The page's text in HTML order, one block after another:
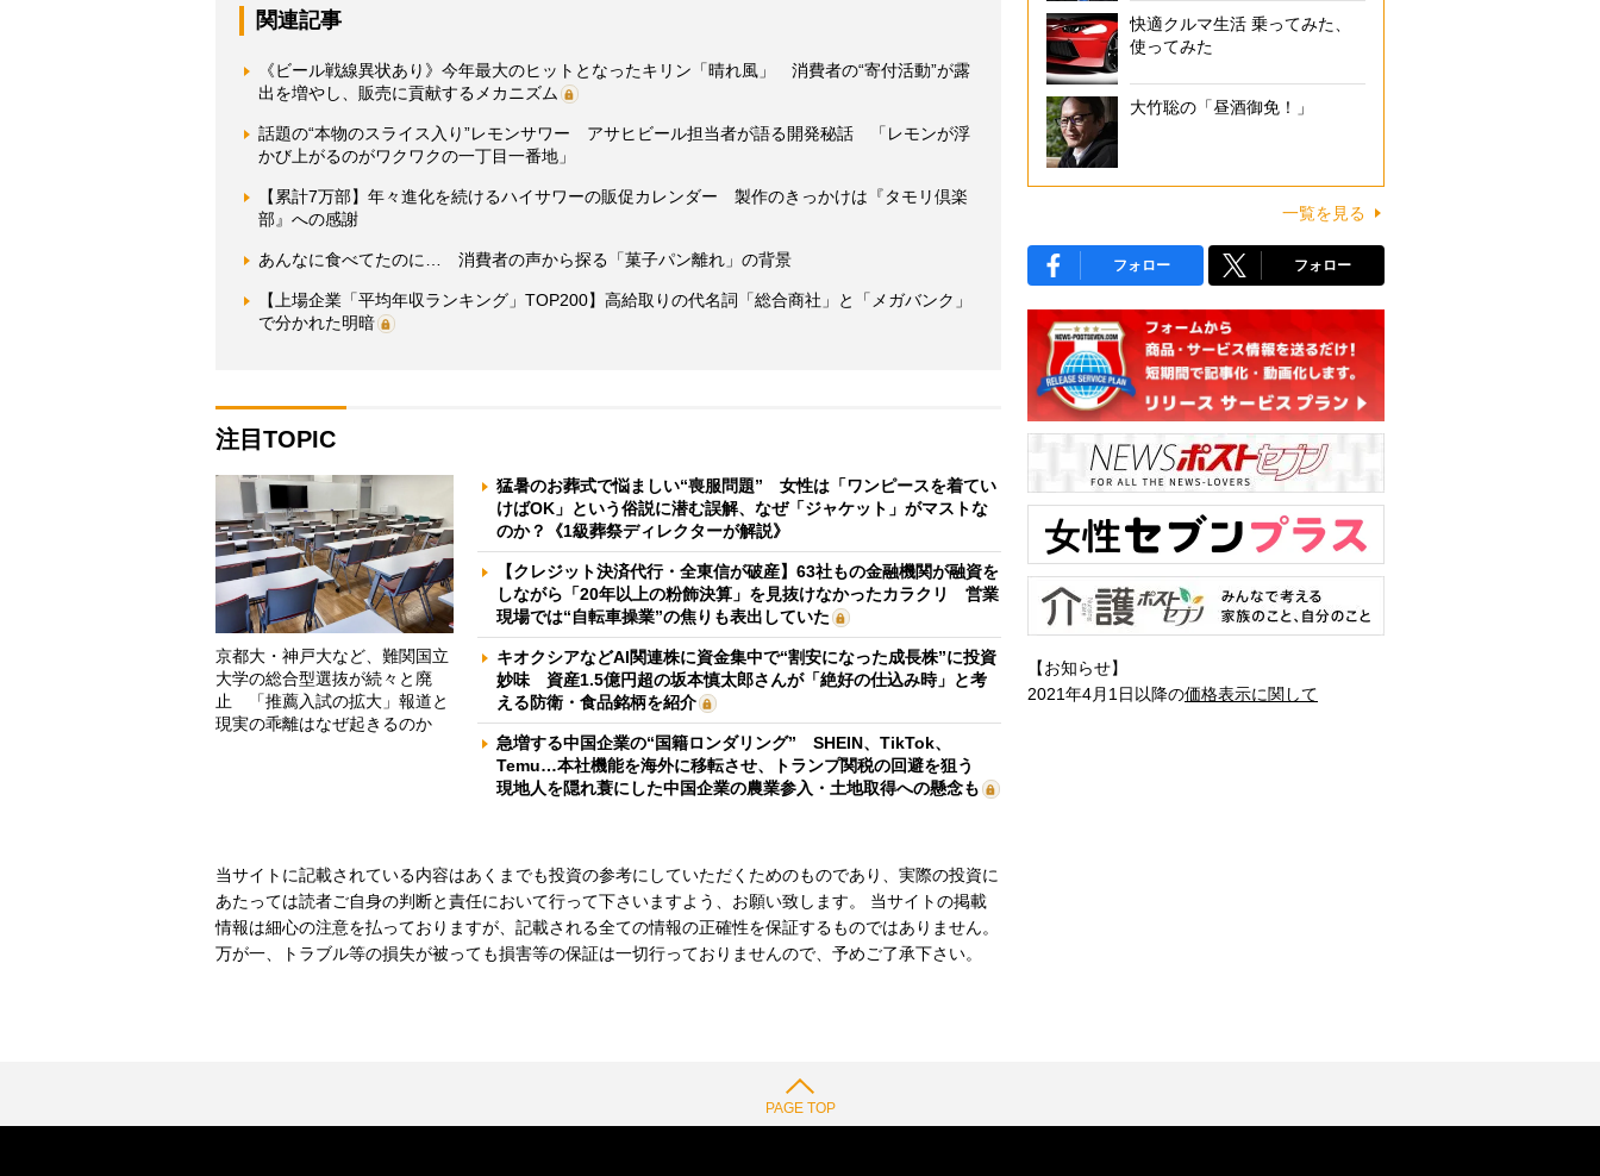
関連記事
《ビール戦線異状あり》今年最大のヒットとなったキリン「晴れ風」 消費者の“寄付活動”が露
出を増やし、販売に貢献するメカニズム
話題の“本物のスライス入り”レモンサワー アサヒビール担当者が語る開発秘話 「レモンが浮
かび上がるのがワクワクの一丁目一番地」
【累計7万部】年々進化を続けるハイサワーの販促カレンダー 製作のきっかけは『タモリ倶楽
部』への感謝
あんなに食べてたのに… 消費者の声から探る「菓子パン離れ」の背景
【上場企業「平均年収ランキング」TOP200】高給取りの代名詞「総合商社」と「メガバンク」
で分かれた明暗
注目TOPIC
京都大・神戸大など、難関国立
大学の総合型選抜が続々と廃
止 「推薦入試の拡大」報道と
現実の乖離はなぜ起きるのか
猛暑のお葬式で悩ましい“喪服問題” 女性は「ワンピースを着てい
けばOK」という俗説に潜む誤解、なぜ「ジャケット」がマストな
のか？《1級葬祭ディレクターが解説》
【クレジット決済代行・全東信が破産】63社もの金融機関が融資を
しながら「20年以上の粉飾決算」を見抜けなかったカラクリ 営業
現場では“自転車操業”の焦りも表出していた
キオクシアなどAI関連株に資金集中で“割安になった成長株”に投資
妙味 資産1.5億円超の坂本慎太郎さんが「絶好の仕込み時」と考
える防衛・食品銘柄を紹介
急増する中国企業の“国籍ロンダリング” SHEIN、TikTok、
Temu…本社機能を海外に移転させ、トランプ関税の回避を狙う
現地人を隠れ蓑にした中国企業の農業参入・土地取得への懸念も
当サイトに記載されている内容はあくまでも投資の参考にしていただくためのものであり、実際の投資に
あたっては読者ご自身の判断と責任において行って下さいますよう、お願い致します。 当サイトの掲載
情報は細心の注意を払っておりますが、記載される全ての情報の正確性を保証するものではありません。
万が一、トラブル等の損失が被っても損害等の保証は一切行っておりませんので、予めご了承下さい。
快適クルマ生活 乗ってみた、
使ってみた
大竹聡の「昼酒御免！」
一覧を見る
フォロー フォロー
【お知らせ】
2021年4月1日以降の価格表示に関して
PAGE TOP